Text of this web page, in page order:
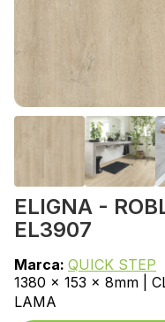
ELIGNA -
EL3907
Marca: QUICK STEP
1380 x 153 x 8mm |
LAMA